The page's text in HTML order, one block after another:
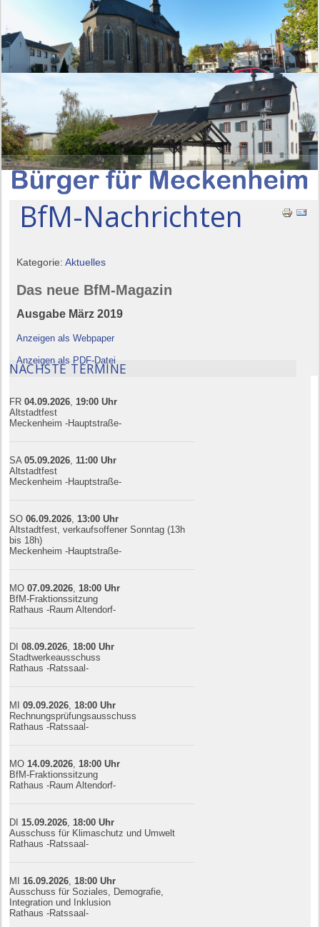
BfM-Nachrichten
Kategorie:Aktuelles
Das neue BfM-Magazin
Ausgabe März 2019
Anzeigen als Webpaper
Anzeigen als PDF-Datei
NÄCHSTE TERMINE
FR04.09.2026 19:00 Uhr
Altstadtfest
Meckenheim -Hauptstraße-
SA05.09.2026 11:00 Uhr
Altstadtfest
Meckenheim -Hauptstraße-
SO06.09.2026 13:00 Uhr
Altstadtfest, verkaufsoffener Sonntag (13h
bis 18h)
Meckenheim -Hauptstraße-
MO07.09.2026 18:00 Uhr
BfM-Fraktionssitzung
Rathaus -Raum Altendorf-
DI08.09.2026 18:00 Uhr
Stadtwerkeausschuss
Rathaus -Ratssaal-
MI09.09.2026 18:00 Uhr
Rechnungsprüfungsausschuss
Rathaus -Ratssaal-
MO 14.09.2026 18:00 Uhr
BfM-Fraktionssitzung
Rathaus -Raum Altendorf-
DI 15.09.2026 18:00 Uhr
Ausschuss für Klimaschutz und Umwelt
Rathaus -Ratssaal-
MI 16.09.2026 18:00 Uhr
Ausschuss für Soziales, Demografie,
Integration und Inklusion
Rathaus -Ratssaal-